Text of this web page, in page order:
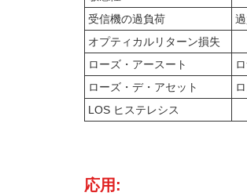
受信機の過負荷
オプティカルリターン損失
ローズ・アースート
ローズ・デ・アセット
LOS ヒステレシス
応用: